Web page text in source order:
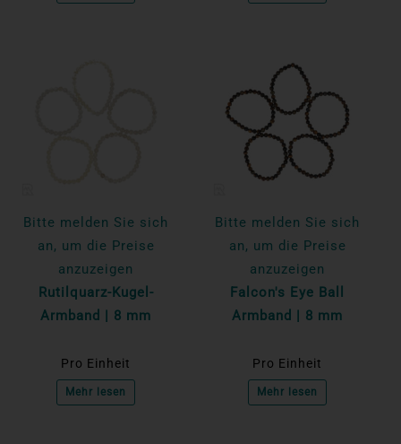
Bitte melden Sie sich
an, um die Preise
anzuzeigen
Rutilquarz-Kugel-
Armband | 8 mm
Pro Einheit
Mehr lesen
Bitte melden Sie sich
an, um die Preise
anzuzeigen
Falcon's Eye Ball
Armband | 8 mm
Pro Einheit
Mehr lesen